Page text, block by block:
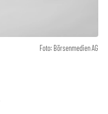
Foto: Börsenmedien AG